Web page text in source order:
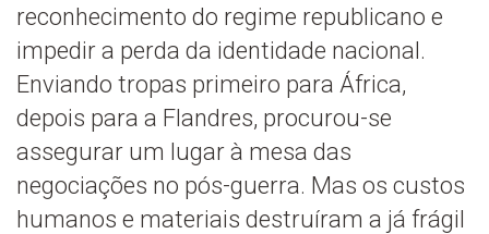
reconhecimento do regime republicano e
impedir a perda da identidade nacional.
Enviando tropas primeiro para África,
depois para a Flandres, procurou-se
assegurar um lugar à mesa das
negociações no pós-guerra. Mas os custos
humanos e materiais destruíram a já frágil